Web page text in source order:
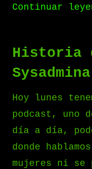
Continuar
Historia
Sysadmina
Hoy lunes
podcast, uno
día a día,
donde
mujeres ni se